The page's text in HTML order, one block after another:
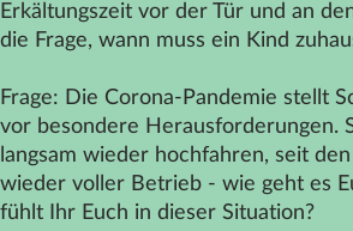
Erkältungszeit vor der Tür und an
die Frage, wann muss ein Kind
Frage: Die Corona-Pandemie stellt
vor besondere Herausforderungen.
langsam wieder hochfahren, seit
wieder voller Betrieb - wie geht es
fühlt Ihr Euch in dieser Situation?